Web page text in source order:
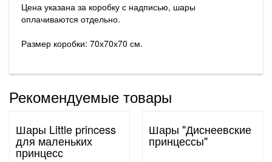
Цена указана за коробку с надписью, шары
оплачиваются отдельно.
Размер коробки: 70х70х70 см.
Рекомендуемые товары
Шары Little princess
для маленьких
принцесс
Шары "Диснеевские
принцессы"